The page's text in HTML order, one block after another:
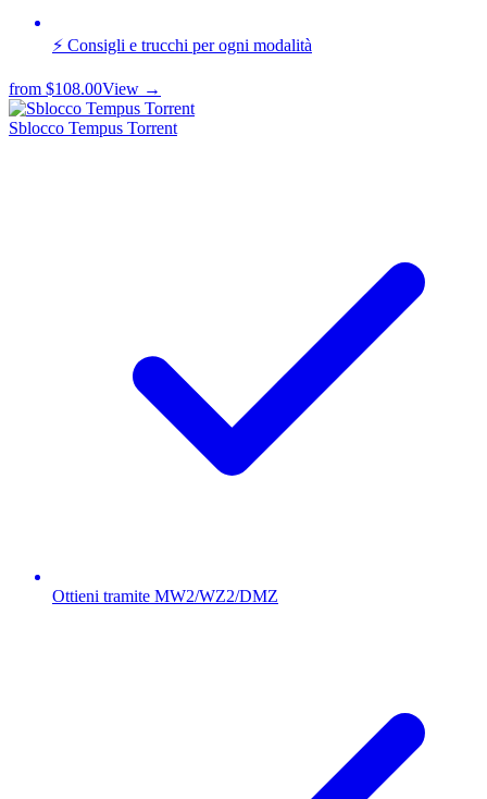
⚡ Consigli e trucchi per ogni modalità
from $108.00View →
Sblocco Tempus Torrent
Ottieni tramite MW2/WZ2/DMZ